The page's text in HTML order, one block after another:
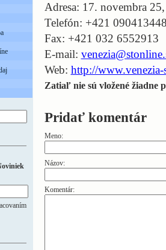
Adresa: 17. novembra
Telefón: +421
Fax: +421 032 6552913
E-mail:
Web: http://www.venezia-
Zatiaľ nie sú vložené žiadne
Pridať komentár
Meno:
Názov:
Komentár: